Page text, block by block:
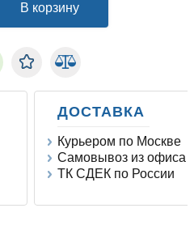
В корзину
ДОСТАВКА
Курьером по Москве
Самовывоз из офиса
ТК СДЕК по России